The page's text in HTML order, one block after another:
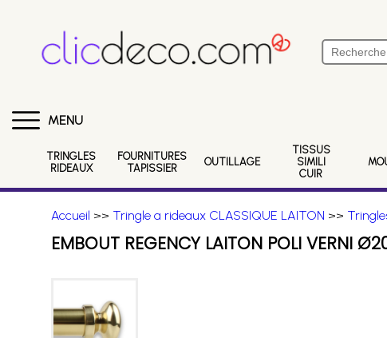
MENU
TRINGLES
RIDEAUX
FOURNITURES
TAPISSIER
OUTILLAGE
TISSUS
SIMILI
CUIR
Accueil >> Tringle a rideaux CLASSIQUE LAITON >>
EMBOUT REGENCY LAITON POLI VERNI